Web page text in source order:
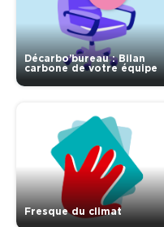
Décarbo’bureau : Bilan
carbone de votre équipe
Fresque du climat